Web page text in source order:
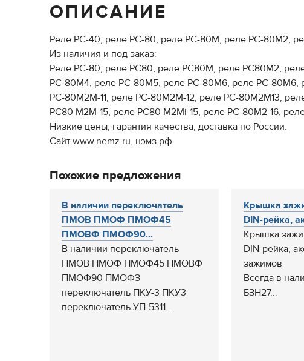
ОПИСАНИЕ
Реле РС-40, реле РС-80, реле РС-80М, реле РС-80М2,
Из наличия и под заказ:
Реле РС-80, реле РС80, реле РС80М, реле РС80М2,
РС-80М4, реле РС-80М5, реле РС-80М6, реле РС-80М6,
РС-80М2М-11, реле РС-80М2М-12, реле РС-80М2М13,
РС80 М2М-15, реле РС80 М2Мi-15, реле РС-80М2-16,
Низкие цены, гарантия качества, доставка по России.
Сайт www.nemz.ru, нэмз.рф
Похожие предложения
В наличии переключатель
ПМОВ ПМОФ ПМОФ45
ПМОВФ ПМОФ90...
В наличии переключатель
ПМОВ ПМОФ ПМОФ45 ПМОВФ
ПМОФ90 ПМОФЗ
переключатель ПКУ-3 ПКУ3
переключатель УП-5311...
Крышка
DIN-рейка,
Крышка
DIN-рейка,
зажимов
Всегда в
БЗН27...